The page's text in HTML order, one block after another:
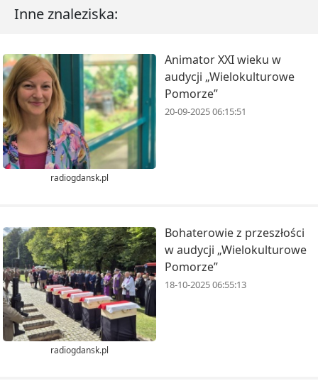
Inne znaleziska:
radiogdansk.pl
Animator XXI wieku w
audycji „Wielokulturowe
Pomorze”
20-09-2025 06:15:51
radiogdansk.pl
Bohaterowie z przeszłości
w audycji „Wielokulturowe
Pomorze”
18-10-2025 06:55:13